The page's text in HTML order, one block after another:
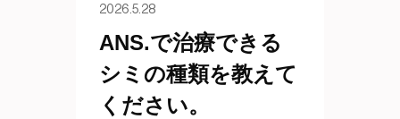
2026.5.28
ANS.で治療できる
シミの種類を教えて
ください。